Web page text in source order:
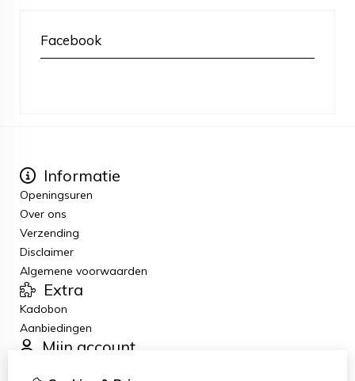
Facebook
Informatie
Openingsuren
Over ons
Verzending
Disclaimer
Algemene voorwaarden
Extra
Kadobon
Aanbiedingen
Mijn account